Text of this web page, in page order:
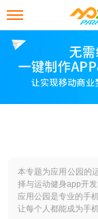
本专题为应用公园的
择与运动健身app开发
应用公园是专业的手
让每个人都能成为手